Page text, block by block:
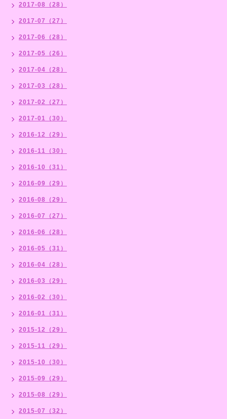
2017-08（28）
2017-07（27）
2017-06（28）
2017-05（26）
2017-04（28）
2017-03（28）
2017-02（27）
2017-01（30）
2016-12（29）
2016-11（30）
2016-10（31）
2016-09（29）
2016-08（29）
2016-07（27）
2016-06（28）
2016-05（31）
2016-04（28）
2016-03（29）
2016-02（30）
2016-01（31）
2015-12（29）
2015-11（29）
2015-10（30）
2015-09（29）
2015-08（29）
2015-07（32）